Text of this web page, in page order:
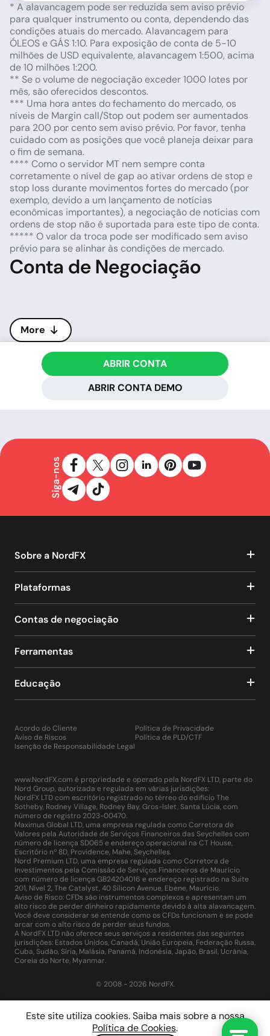
* A alavancagem pode ser reduzida sem aviso prévio
para qualquer instrumento ou conta, dependendo das
condições atuais do mercado. Alavancagem para
ÓLEOS e GÁS 1:10. Para exposição de conta de 5-10
milhões de USD equivalente, alavancagem 1:500, acima
de 10 milhões 1:200.
** Se o volume de negociação exceder 1000 lotes por
mês, são oferecidos descontos.
*** Uma hora antes do fechamento do mercado, os
níveis de Margin call/Stop out podem ser aumentados
para 200 por cento sem aviso prévio. Por favor, tenha
cuidado com as posições que você planeja deixar para
o fim de semana.
**** Como o servidor MT nem sempre conta
corretamente o nível de gap ao ativar ordens de stop e
stop loss durante movimentos fortes do mercado (por
exemplo, devido a um lançamento de notícias
econômicas importantes), a negociação de notícias com
ordens de stop não é suportada para este tipo de conta.
***** O valor da troca pode ser modificado sem aviso
prévio para se alinhar às condições de mercado.
Conta de Negociação
More
ABRIR CONTA
ABRIR CONTA DEMO
Este site utiliza cookies. Saiba mais sobre a nossa
Política de Cookies.
Siga-nos
Sobre a NordFX
Plataformas
Contas de negociação
Ferramentas
Educação
Acordo do Cliente
Aviso de Riscos
Isenção de Responsabilidade Legal
Política de Privacidade
Política de PLD/CTF
www.NordFX.com é propriedade e operado pela NordFX LTD, parte do
Nord Group, autorizada e regulada em várias jurisdições:
NordFX LTD com escritório registrado no térreo do edifício The
Sotheby, Rodney Village, Rodney Bay, Gros-Islet, Santa Lúcia, com
número de registro 2023-00470.
Maximus Global LTD, uma empresa regulada como Corretora de
Valores pela Autoridade de Serviços Financeiros das Seychelles com
número de licença SD065 e endereço operacional na CT House,
Escritório nº 8D, Providence, Mahe, Seychelles.
Nord Premium LTD, uma empresa regulada como Corretora de
Investimentos pela Comissão de Serviços Financeiros de Maurício
com número de licença GB24204016 e endereço registrado na Suite
201, Nível 2, The Catalyst, 40 Silicon Avenue, Ebene, Maurício.
Aviso de Risco: CFDs são instrumentos complexos e apresentam um
alto risco de perder dinheiro rapidamente devido à alta alavancagem.
Você deve considerar se entende como os CFDs funcionam e se pode
arcar com o alto risco de perder seus fundos.
A NordFX LTD não oferece seus serviços a residentes das seguintes
jurisdições: Estados Unidos, Canadá, União Europeia, Federação Russa,
Cuba, Sudão, Síria, Malásia, Panamá, Indonésia, Japão, Brasil, Ucrânia,
Coreia do Norte, Myanmar.
© 2008 - 2026 NordFX.